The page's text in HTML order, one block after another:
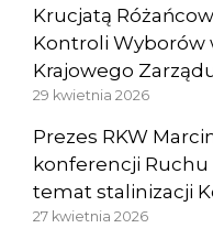
Krucjatą
Kontroli Wyborów
Krajowego
29 kwietnia 2026
Prezes RKW
konferencji
temat stalinizacji
27 kwietnia 2026